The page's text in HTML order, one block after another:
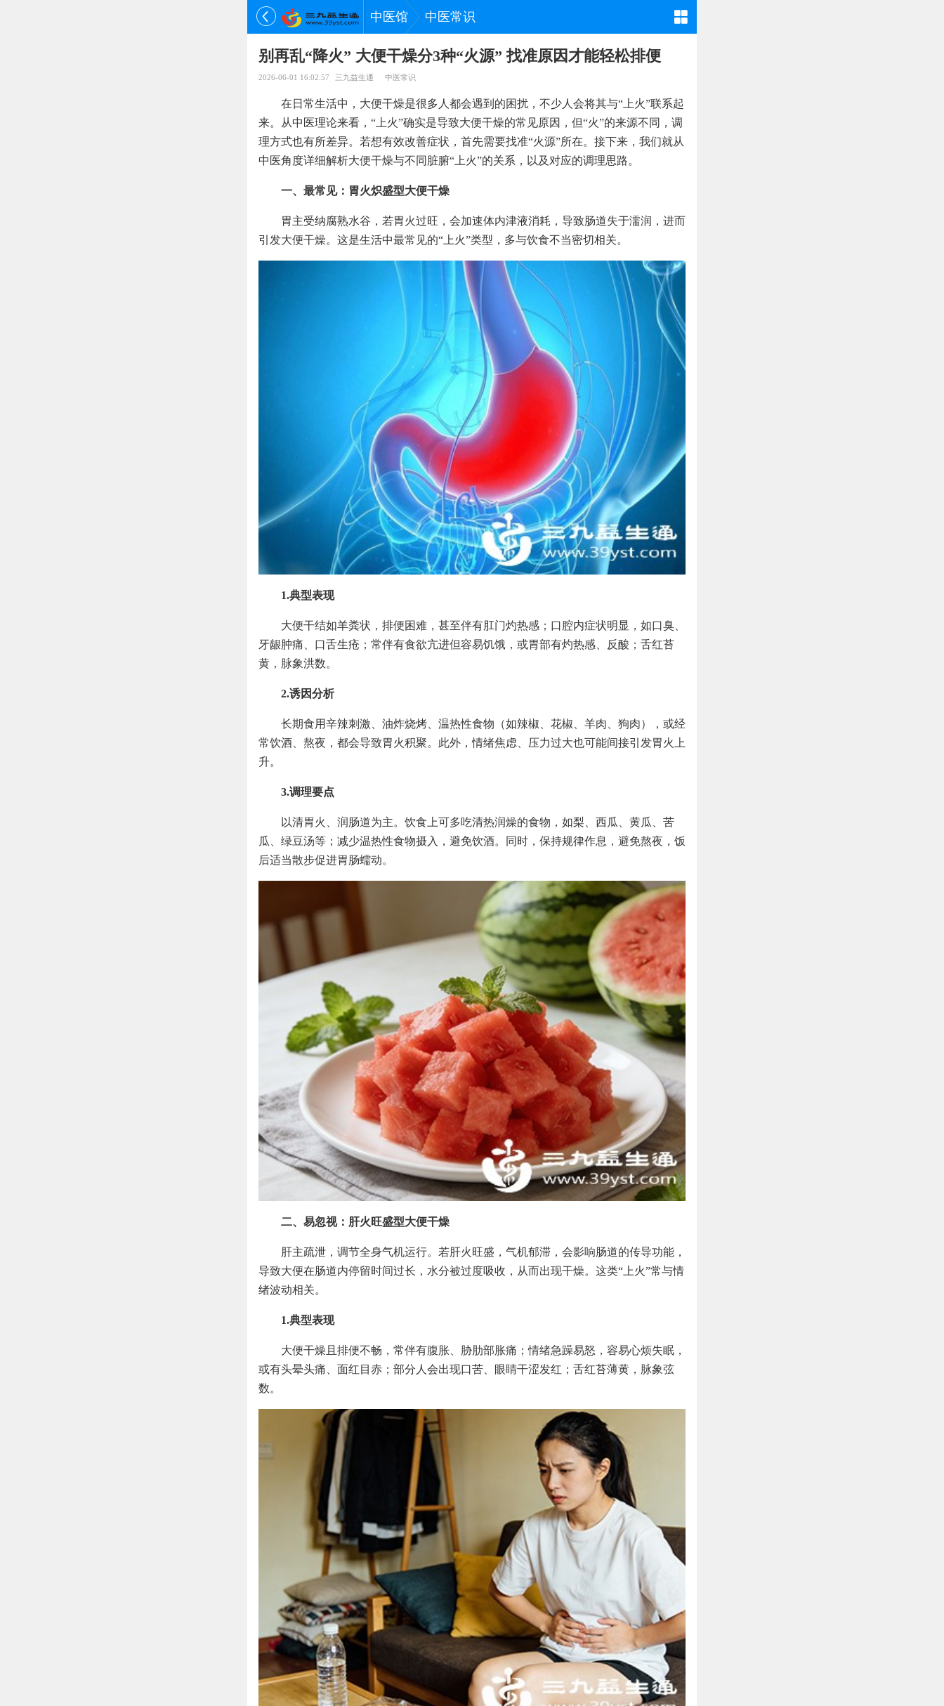
中医馆 中医常识
别再乱“降火” 大便干燥分3种“火源” 找准原因才能轻松排便
2026-06-01 16:02:57 三九益生通 中医常识
在日常生活中，大便干燥是很多人都会遇到的困扰，不少人会将其与“上火”联系起
来。从中医理论来看，“上火”确实是导致大便干燥的常见原因，但“火”的来源不同，调
理方式也有所差异。若想有效改善症状，首先需要找准“火源”所在。接下来，我们就从
中医角度详细解析大便干燥与不同脏腑“上火”的关系，以及对应的调理思路。
一、最常见：胃火炽盛型大便干燥
胃主受纳腐熟水谷，若胃火过旺，会加速体内津液消耗，导致肠道失于濡润，进而
引发大便干燥。这是生活中最常见的“上火”类型，多与饮食不当密切相关。
1.典型表现
大便干结如羊粪状，排便困难，甚至伴有肛门灼热感；口腔内症状明显，如口臭、
牙龈肿痛、口舌生疮；常伴有食欲亢进但容易饥饿，或胃部有灼热感、反酸；舌红苔
黄，脉象洪数。
2.诱因分析
长期食用辛辣刺激、油炸烧烤、温热性食物（如辣椒、花椒、羊肉、狗肉），或经
常饮酒、熬夜，都会导致胃火积聚。此外，情绪焦虑、压力过大也可能间接引发胃火上
升。
3.调理要点
以清胃火、润肠道为主。饮食上可多吃清热润燥的食物，如梨、西瓜、黄瓜、苦
瓜、绿豆汤等；减少温热性食物摄入，避免饮酒。同时，保持规律作息，避免熬夜，饭
后适当散步促进胃肠蠕动。
二、易忽视：肝火旺盛型大便干燥
肝主疏泄，调节全身气机运行。若肝火旺盛，气机郁滞，会影响肠道的传导功能，
导致大便在肠道内停留时间过长，水分被过度吸收，从而出现干燥。这类“上火”常与情
绪波动相关。
1.典型表现
大便干燥且排便不畅，常伴有腹胀、胁肋部胀痛；情绪急躁易怒，容易心烦失眠，
或有头晕头痛、面红目赤；部分人会出现口苦、眼睛干涩发红；舌红苔薄黄，脉象弦
数。